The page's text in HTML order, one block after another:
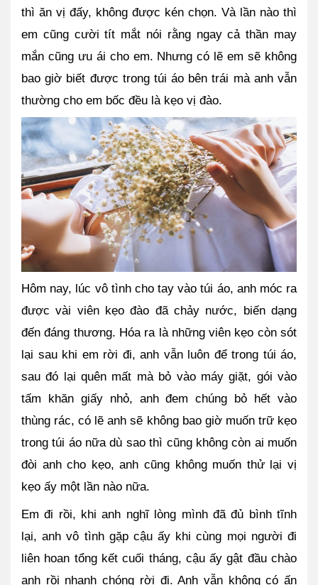
thì ăn vị đấy, không được kén chọn. Và lần nào thì
em cũng cười tít mắt nói rằng ngay cả thần may
mắn cũng ưu ái cho em. Nhưng có lẽ em sẽ không
bao giờ biết được trong túi áo bên trái mà anh vẫn
thường cho em bốc đều là kẹo vị đào.
Hôm nay, lúc vô tình cho tay vào túi áo, anh móc ra
được vài viên kẹo đào đã chảy nước, biến dạng
đến đáng thương. Hóa ra là những viên kẹo còn sót
lại sau khi em rời đi, anh vẫn luôn để trong túi áo,
sau đó lại quên mất mà bỏ vào máy giặt, gói vào
tấm khăn giấy nhỏ, anh đem chúng bỏ hết vào
thùng rác, có lẽ anh sẽ không bao giờ muốn trữ kẹo
trong túi áo nữa dù sao thì cũng không còn ai muốn
đòi anh cho kẹo, anh cũng không muốn thử lại vị
kẹo ấy một lần nào nữa.
Em đi rồi, khi anh nghĩ lòng mình đã đủ bình tĩnh
lại, anh vô tình gặp cậu ấy khi cùng mọi người đi
liên hoan tổng kết cuối tháng, cậu ấy gật đầu chào
anh rồi nhanh chóng rời đi. Anh vẫn không có ấn